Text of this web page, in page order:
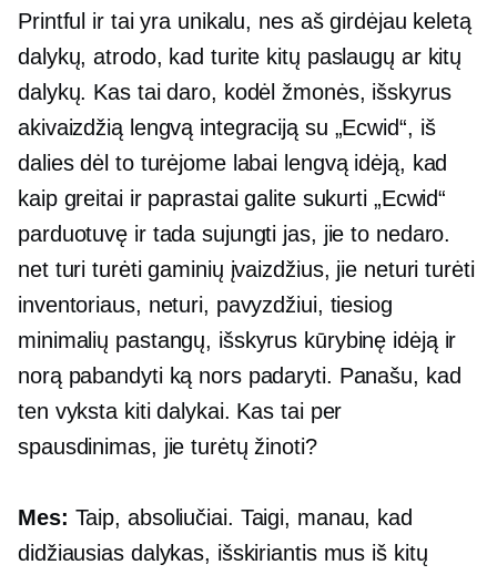
Printful ir tai yra unikalu, nes aš girdėjau keletą
dalykų, atrodo, kad turite kitų paslaugų ar kitų
dalykų. Kas tai daro, kodėl žmonės, išskyrus
akivaizdžią lengvą integraciją su „Ecwid“, iš
dalies dėl to turėjome labai lengvą idėją, kad
kaip greitai ir paprastai galite sukurti „Ecwid“
parduotuvę ir tada sujungti jas, jie to nedaro.
net turi turėti gaminių įvaizdžius, jie neturi turėti
inventoriaus, neturi, pavyzdžiui, tiesiog
minimalių pastangų, išskyrus kūrybinę idėją ir
norą pabandyti ką nors padaryti. Panašu, kad
ten vyksta kiti dalykai. Kas tai per
spausdinimas, jie turėtų žinoti?
Mes: Taip, absoliučiai. Taigi, manau, kad
didžiausias dalykas, išskiriantis mus iš kitų